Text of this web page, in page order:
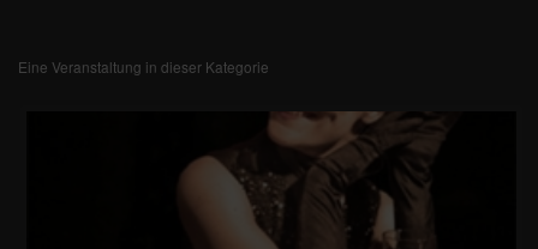
Eine Veranstaltung in dieser Kategorie